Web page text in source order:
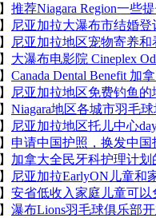
】 推荐Niagara Region一些
】
尼亚加拉大瀑布市结婚登
】
尼亚加拉地区宠物寄养
】 大瀑布电影院 Cineplex
】 Canada Dental Benefit 加
】
尼亚加拉地区免费钓鱼的
】 Niagara地区各城市羽毛
】
尼亚加拉地区托儿中心
】 申请中国护照，换发中
】 加拿大全民牙科护理计划
】
尼亚加拉EarlyON儿童和
】 安省低收入家庭儿童可以
】 瀑布Lions羽毛球俱乐部开